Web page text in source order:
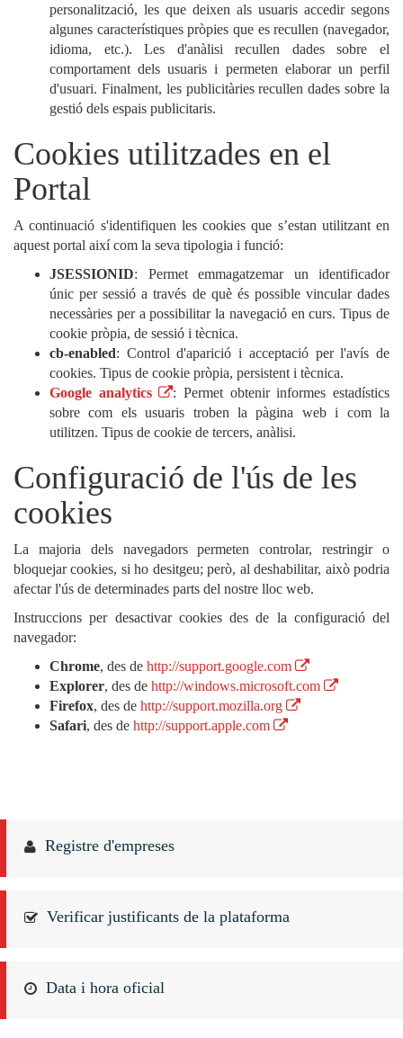
personalització, les que deixen als usuaris accedir segons
algunes característiques pròpies que es recullen (navegador,
idioma, etc.). Les d'anàlisi recullen dades sobre el
comportament dels usuaris i permeten elaborar un perfil
d'usuari. Finalment, les publicitàries recullen dades sobre la
gestió dels espais publicitaris.
Cookies utilitzades en el
Portal
A continuació s'identifiquen les cookies que s’estan utilitzant en
aquest portal així com la seva tipologia i funció:
JSESSIONID: Permet emmagatzemar un identificador
únic per sessió a través de què és possible vincular dades
necessàries per a possibilitar la navegació en curs. Tipus de
cookie pròpia, de sessió i tècnica.
cb-enabled: Control d'aparició i acceptació per l'avís de
cookies. Tipus de cookie pròpia, persistent i tècnica.
Google analytics
: Permet obtenir informes estadístics
sobre com els usuaris troben la pàgina web i com la
utilitzen. Tipus de cookie de tercers, anàlisi.
Configuració de l'ús de les
cookies
La majoria dels navegadors permeten controlar, restringir o
bloquejar cookies, si ho desitgeu; però, al deshabilitar, això podria
afectar l'ús de determinades parts del nostre lloc web.
Instruccions per desactivar cookies des de la configuració del
navegador:
Chrome, des de http://support.google.com
Explorer, des de http://windows.microsoft.com
Firefox, des de http://support.mozilla.org
Safari, des de http://support.apple.com
Registre d'empreses
Verificar justificants de la plataforma
Data i hora oficial